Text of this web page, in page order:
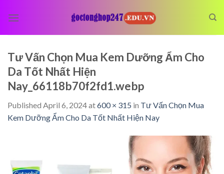
Tư Vấn Chọn Mua Kem Dưỡng Ẩm Cho
Da Tốt Nhất Hiện
Nay_66118b70f2fd1.webp
Published April 6, 2024at600 × 315 in Tư Vấn Chọn Mua
Kem Dưỡng Ẩm Cho Da Tốt Nhất Hiện Nay